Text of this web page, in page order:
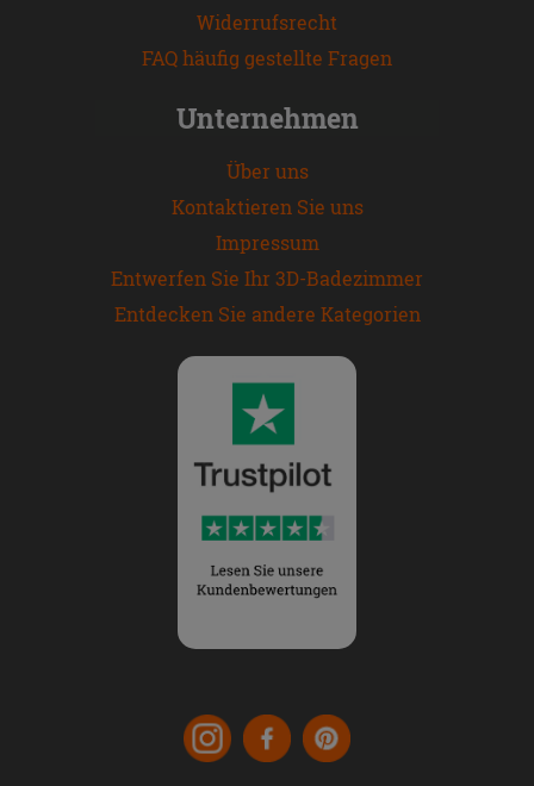
Widerrufsrecht
FAQ häufig gestellte Fragen
Unternehmen
Über uns
Kontaktieren Sie uns
Impressum
Entwerfen Sie Ihr 3D-Badezimmer
Entdecken Sie andere Kategorien